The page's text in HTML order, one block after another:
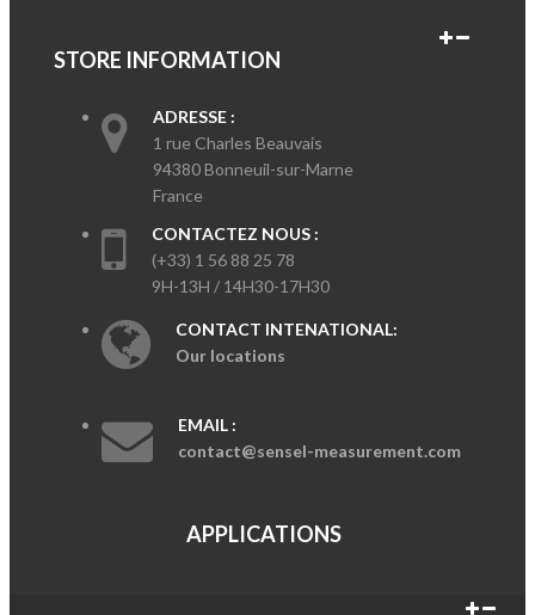
STORE INFORMATION
ADRESSE :
1 rue Charles Beauvais
94380 Bonneuil-sur-Marne
France
CONTACTEZ NOUS :
(+33) 1 56 88 25 78
9H-13H / 14H30-17H30
CONTACT INTENATIONAL:
Our locations
EMAIL :
contact@sensel-measurement.com
APPLICATIONS